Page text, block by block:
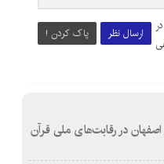
ارسال نظر پاک کردن !
اصفهان در رقابت‌های ملی قرآن